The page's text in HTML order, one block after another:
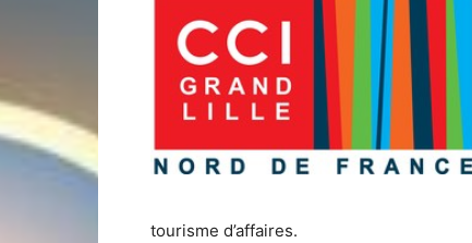
tourisme d’affaires.